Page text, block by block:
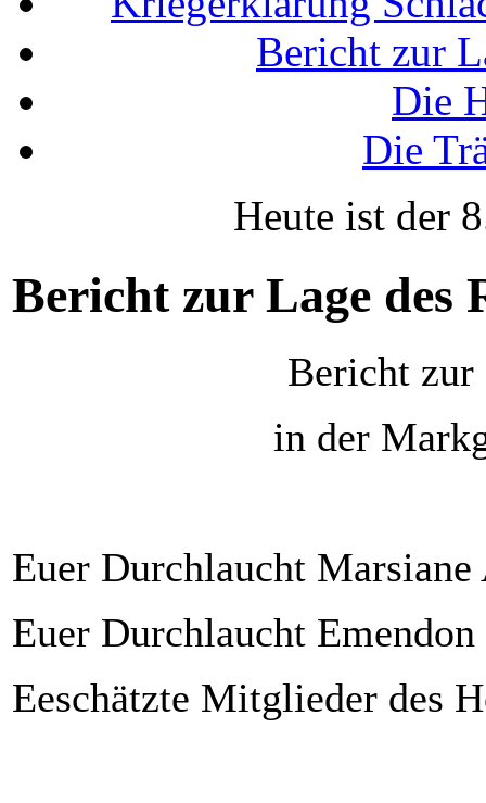
Bericht zur
Die
Die
Heute ist der
Bericht zur Lage des
Bericht zur
in der
Euer Durchlaucht
Euer Durchlaucht
Eeschätzte Mitglieder des